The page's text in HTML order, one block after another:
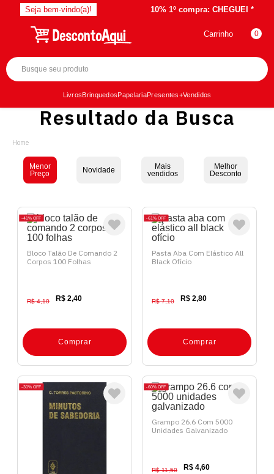
Seja bem-vindo(a)! 10% 1º compra: CHEGUEI *
Carrinho 0
LivrosBrinquedosPapelariaPresentes+Vendidos
Resultado da Busca
Menor
Preço
Novidade
Mais
vendidos
Melhor
Desconto
41% OFF
Bloco Talão De Comando 2
Corpos 100 Folhas
R$ 4,10 R$ 2,40
Comprar
61% OFF
Pasta Aba Com Elástico All
Black Ofício
R$ 7,10 R$ 2,80
Comprar
30% OFF 60% OFF
Grampo 26.6 Com 5000
Unidades Galvanizado
R$ 11,50 R$ 4,60